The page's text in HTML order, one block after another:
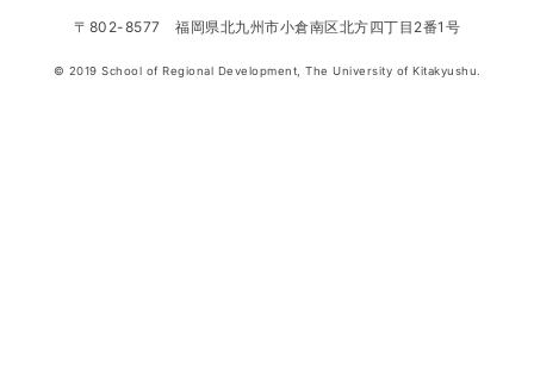
〒802-8577 福岡県北九州市小倉南区北方四丁目2番1号
© 2019 School of Regional Development, The University of Kitakyushu.